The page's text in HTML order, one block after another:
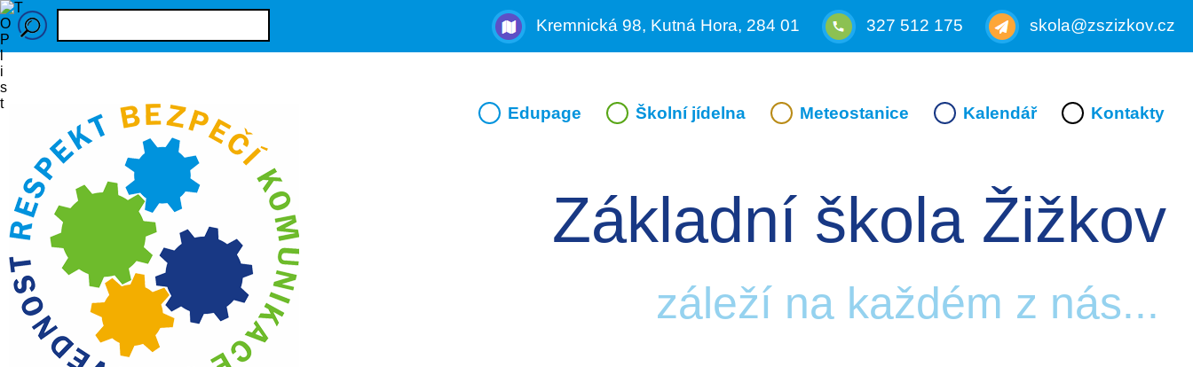
Kremnická 98, Kutná Hora, 284 01 327 512 175 skola@zszizkov.cz
Edupage Školní jídelna Meteostanice Kalendář Kontakty
Základní škola Žižkov
záleží na každém z nás...